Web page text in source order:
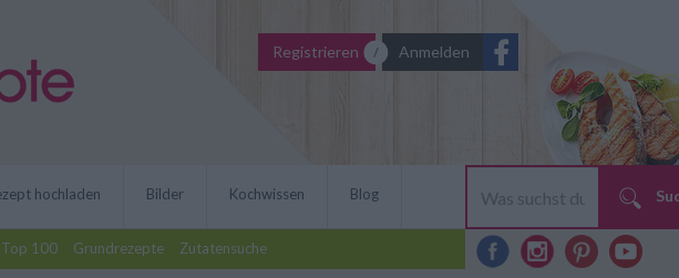
Registrieren Anmelden
Top 100 Grundrezepte Zutatensuche
hochladen Bilder Kochwissen Blog